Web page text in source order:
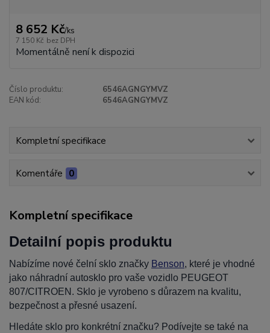
8 652 Kč/ks
7 150 Kč bez DPH
Momentálně není k dispozici
Číslo produktu:
6546AGNGYMVZ
EAN kód:
6546AGNGYMVZ
Kompletní specifikace
Komentáře 0
Kompletní specifikace
Detailní popis produktu
Nabízíme nové čelní sklo značky Benson, které je vhodné
jako náhradní autosklo pro vaše vozidlo PEUGEOT
807/CITROEN. Sklo je vyrobeno s důrazem na kvalitu,
bezpečnost a přesné usazení.
Hledáte sklo pro konkrétní značku? Podívejte se také na